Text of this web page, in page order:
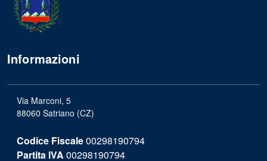
Informazioni
Via Marconi, 5
88060 Satriano (CZ)
Codice Fiscale00298190794
Partita IVA 00298190794